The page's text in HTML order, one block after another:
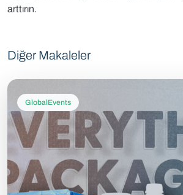
arttırın.
Diğer Makaleler
GlobalEvents